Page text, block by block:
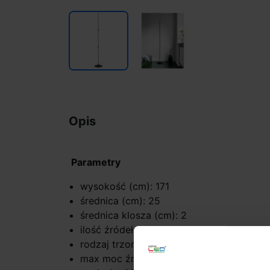
Opis
Parametry
wysokość (cm): 171
średnica (cm): 25
średnica klosza (cm): 2
ilość źródeł: 1
rodzaj trzonka: LED zintegrowany
max moc źródła: 25 W